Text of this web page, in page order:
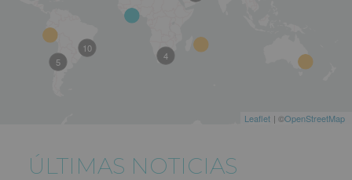
5
10
4
Leaflet | ©OpenStreetMap
ÚLTIMAS NOTICIAS